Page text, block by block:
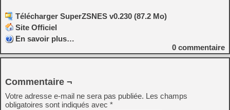
Télécharger SuperZSNES v0.230 (87.2 Mo)
Site Officiel
En savoir plus…
0 commentaire
Commentaire ¬
Votre adresse e-mail ne sera pas publiée. Les champs
obligatoires sont indiqués avec *